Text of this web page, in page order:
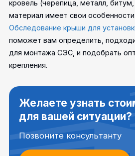
кровель (черепица, металл,
материал имеет свои особенности
Обследование крыши для
поможет вам определить,
для монтажа СЭС, и подобрать
крепления.
Желаете узнать
для вашей ситуации?
Позвоните консультанту